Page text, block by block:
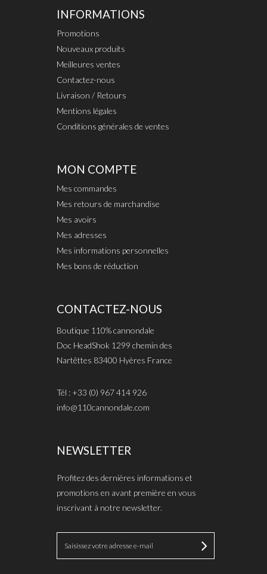
INFORMATIONS
Promotions
Nouveaux produits
Meilleures ventes
Contactez-nous
Livraison / Retours
Mentions légales
Conditions générales de ventes
MON COMPTE
Mes commandes
Mes retours de marchandise
Mes avoirs
Mes adresses
Mes informations personnelles
Mes bons de réduction
CONTACTEZ-NOUS
Boutique 110% cannondale
Doc HeadShok 1299 chemin des
Nartêttes 83400 Hyères France
Tél : +33 (0) 967 414 926
info@110cannondale.com
NEWSLETTER
Profitez des dernières informations et
promotions en avant première en vous
inscrivant à notre newsletter.